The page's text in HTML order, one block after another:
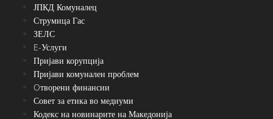
ЈПКД Комуналец
Струмица Гас
ЗЕЛС
E-Услуги
Пријави корупција
Пријави комунален проблем
Oтворени финансии
Совет за етика во медиуми
Кодекс на новинарите на Македонија